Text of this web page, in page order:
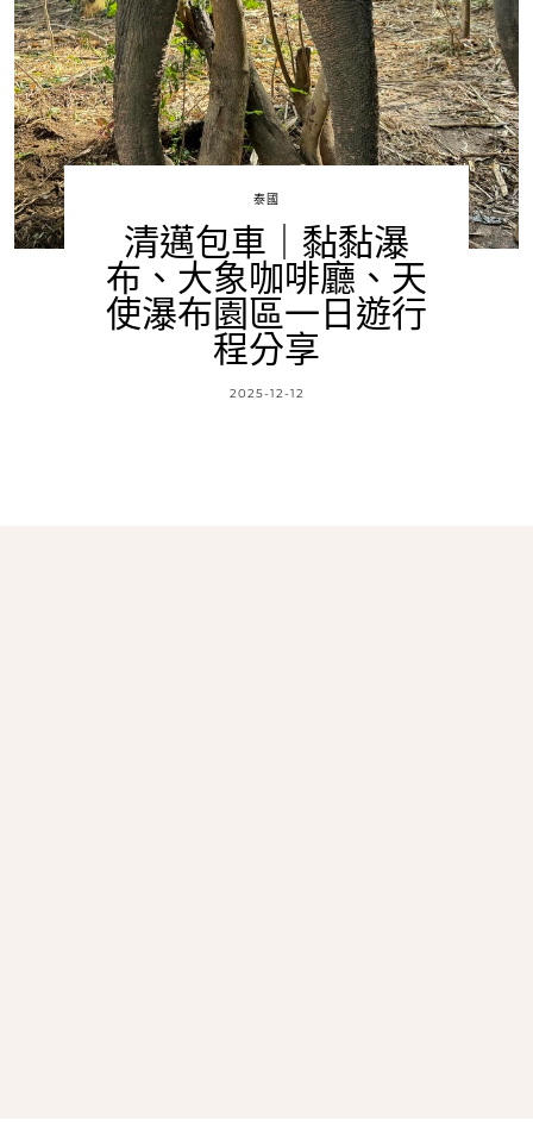
泰國
清邁包車｜黏黏瀑
布、大象咖啡廳、天
使瀑布園區一日遊行
程分享
2025-12-12